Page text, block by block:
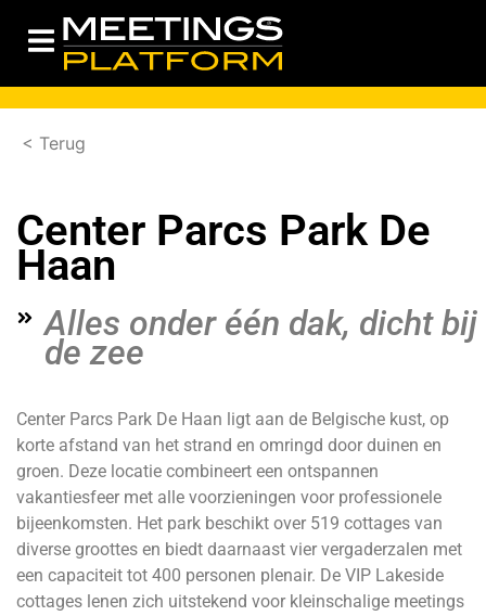
< Terug
Center Parcs Park De
Haan
Alles onder één dak, dicht bij
de zee
Center Parcs Park De Haan ligt aan de Belgische kust, op
korte afstand van het strand en omringd door duinen en
groen. Deze locatie combineert een ontspannen
vakantiesfeer met alle voorzieningen voor professionele
bijeenkomsten. Het park beschikt over 519 cottages van
diverse groottes en biedt daarnaast vier vergaderzalen met
een capaciteit tot 400 personen plenair. De VIP Lakeside
cottages lenen zich uitstekend voor kleinschalige meetings